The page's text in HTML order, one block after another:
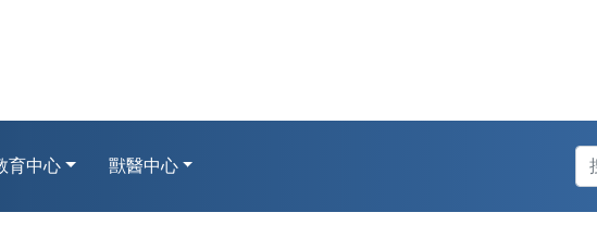
育中心 獸醫中心